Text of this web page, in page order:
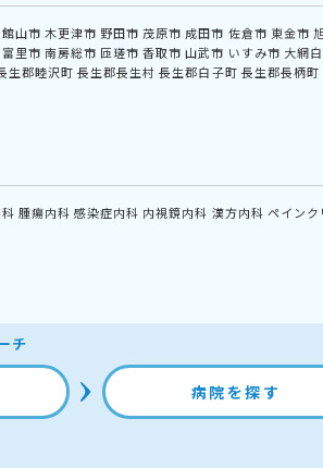
館山市 木更津市 野田市 茂原市 成田市 佐倉市 東金市
富里市 南房総市 匝瑳市 香取市 山武市 いすみ市 大網
生郡睦沢町 長生郡長生村 長生郡白子町 長生郡長柄町
腫瘍内科 感染症内科 内視鏡内科 漢方内科 ペインク
チ
病院を探す